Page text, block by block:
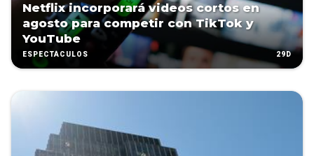
Netflix incorporará videos cortos en
agosto para competir con TikTok y
YouTube
ESPECTÁCULOS 29D